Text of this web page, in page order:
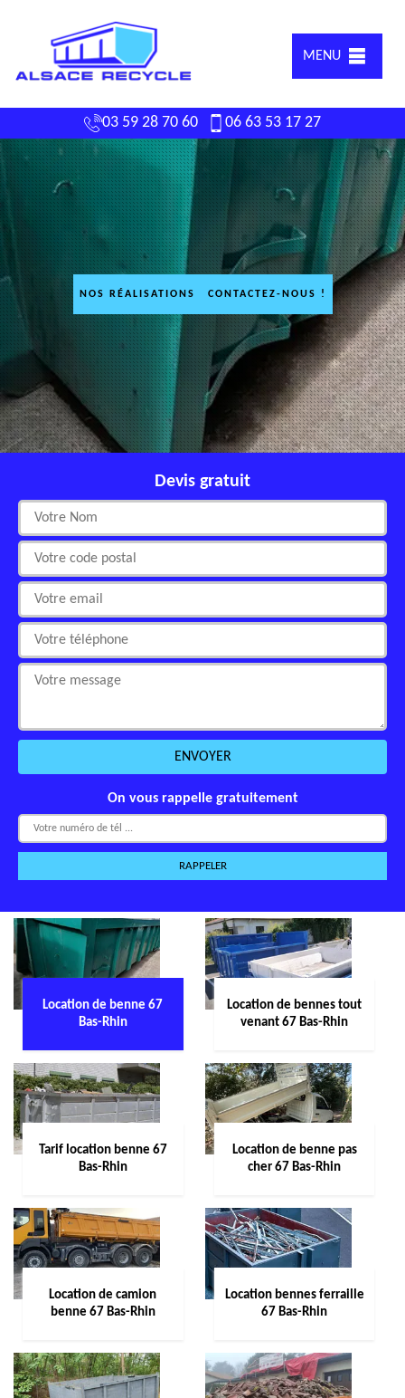
MENU
03 59 28 70 60 06 63 53 17 27
NOS RÉALISATIONS CONTACTEZ-NOUS !
Devis gratuit
On vous rappelle gratuitement
Location de benne 67
Bas-Rhin
Location de bennes tout
venant 67 Bas-Rhin
Tarif location benne 67
Bas-Rhin
Location de benne pas
cher 67 Bas-Rhin
Location de camion
benne 67 Bas-Rhin
Location bennes ferraille
67 Bas-Rhin